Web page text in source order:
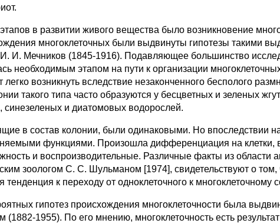
в развитии живого вещества было возникновение
многоклеточных были выдвинуты гипотезы такими
И. И. Мечников (1845-1916). Подавляющее большинство
необходимым этапом на пути к организации
возникнуть вследствие незаконченного бесполого
такого типа часто образуются у бесцветных и зеленых
синезеленых и диатомовых водорослей.
в состав колонии, были одинаковыми. Но впоследствии
функциями. Произошла дифференциация на
и воспроизводительные. Различные факты из области
зоологом С. С. Шульманом [1974], свидетельствуют о том,
тенденция к переходу от одноклеточного к многоклеточному
гипотез происхождения многоклеточности была
(1882-1955). По его мнению, многоклеточность есть